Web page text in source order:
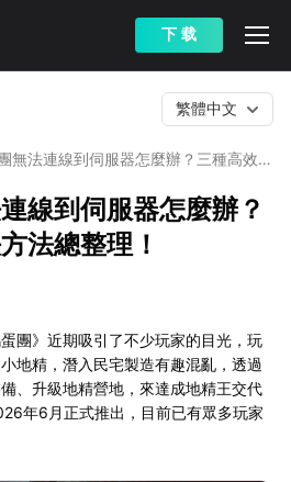
下 载
無法連線到伺服器怎麼辦？三種高效率
繁體中文
線到伺服器怎麼辦？
法總整理！
團》近期吸引了不少玩家的目光，玩
地精，潛入民宅製造有趣混亂，透過
、升級地精營地，來達成地精王交代
年6月正式推出，目前已有眾多玩家